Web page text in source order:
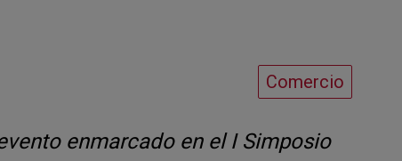
Comercio
enmarcado en el I Simposio